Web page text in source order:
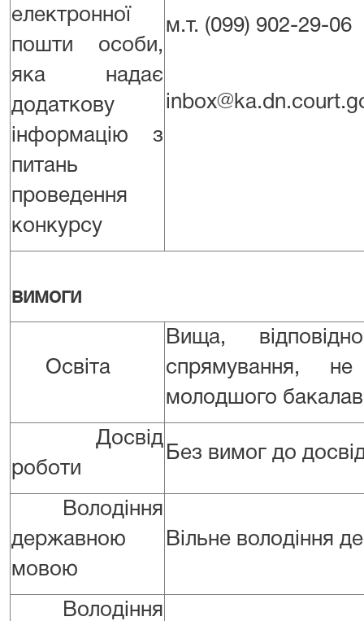
електронної
пошти особи,
яка надає
додаткову
інформацію з
питань
проведення
конкурсу
м.т. (099) 902-29-06
вимоги
Освіта
Вища,
спрямування,
молодшого
Досвід
роботи
Без вимог до
Володіння
державною
мовою
Вільне володіння
Володіння